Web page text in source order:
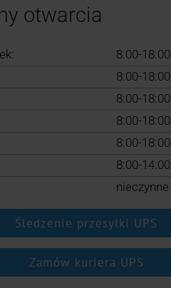
otwarcia
8:00-18:00
8:00-18:00
8:00-18:00
8:00-18:00
8:00-18:00
8:00-14:00
nieczynne
Śledzenie przesyłki UPS
Zamów kuriera UPS